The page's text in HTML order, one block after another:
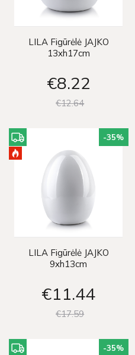
LILA Figūrėlė JAJKO
13xh17cm
€8 22
€1264
-35%
LILA Figūrėlė JAJKO
9xh13cm
€11 44
€1759
-35%